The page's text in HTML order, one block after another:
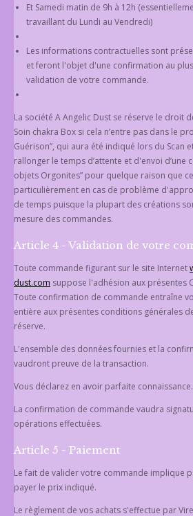
Et Samedi matin de 9h à 12h
travaillant du Lundi au Vendredi)
Les informations contractuelles sont
et feront l'objet d'une confirmation au
validation de votre commande.
La société A Angelic Dust se réserve le droit
Soin chakra Box si cela n’entre pas dans le
Guérison”, qui aura été indiqué lors du Scan
rallonger le temps d’attente et d'envoi d’une
objets Orgonites” pour quelque raison que
particulièrement en cas de problème
de temps puisque la plupart des créations
mesure des commandes.
Article 4 - Validation de votre
Toute commande figurant sur le site Internet
dust.com suppose l'adhésion aux présentes
Toute confirmation de commande entraîne
entière aux présentes conditions générales
réserve.
L'ensemble des données fournies et la
vaudront preuve de la transaction.
Vous déclarez en avoir parfaite connaissance.
La confirmation de commande vaudra
opérations effectuées.
Article 5 - Paiement
Le fait de valider votre commande implique
payer le prix indiqué.
Le règlement de vos achats s'effectue par